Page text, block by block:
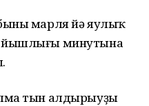
марля йә яулыҡ
йышлығы минутына
тын алдырыуҙы